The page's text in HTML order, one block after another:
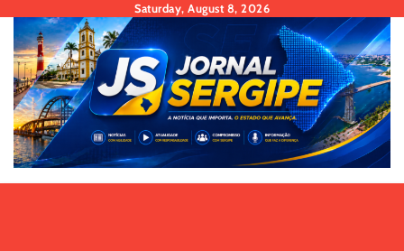
content
Saturday, August 8, 2026